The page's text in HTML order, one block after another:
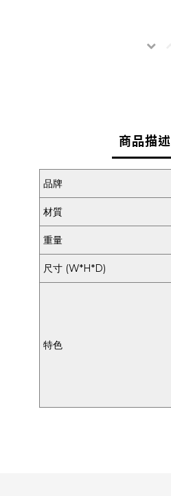
商品描述
品牌
材質
重量
尺寸 (W*H*D)
特色